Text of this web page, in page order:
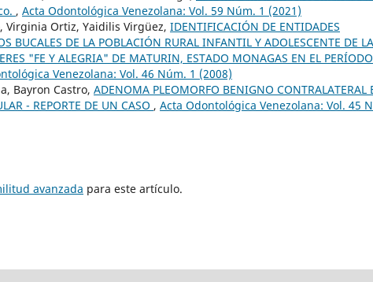
, Acta Odontológica Venezolana: Vol. 59 Núm. 1 (2021)
Virginia Ortiz, Yaidilis Virgüez, IDENTIFICACIÓN DE ENTIDADES
BUCALES DE LA POBLACIÓN RURAL INFANTIL Y ADOLESCENTE DE LA
"FE Y ALEGRIA" DE MATURIN, ESTADO MONAGAS EN EL PERÍODO
Venezolana: Vol. 46 Núm. 1 (2008)
Bayron Castro, ADENOMA PLEOMORFO BENIGNO CONTRALATERAL
- REPORTE DE UN CASO , Acta Odontológica Venezolana: Vol. 45
avanzada para este artículo.